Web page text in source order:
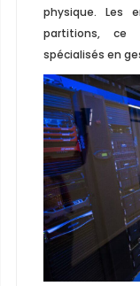
physique. Les
partitions, ce
spécialisés en